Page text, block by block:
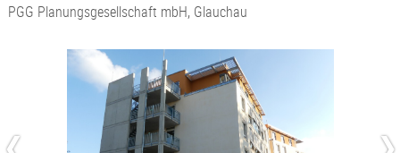
PGG Planungsgesellschaft mbH, Glauchau